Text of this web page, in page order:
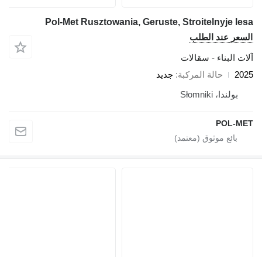
Pol-Met Rusztowania, Geruste, Stroitelnyje lesa
السعر عند الطلب
آلات البناء - سقالات
2025
حالة المركبة جديد
بولندا، Słomniki
POL-MET